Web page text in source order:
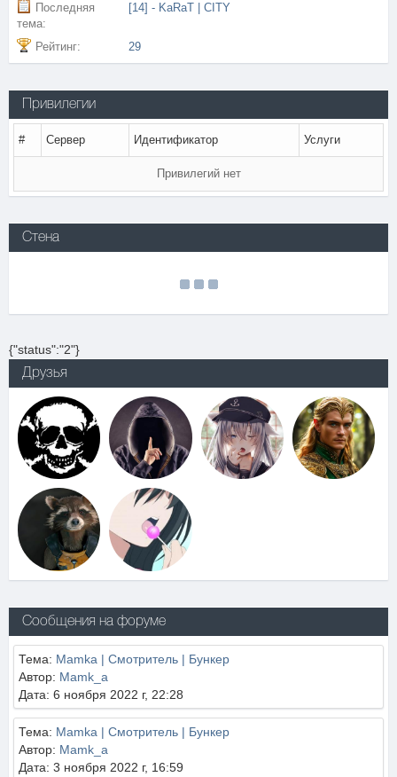
Последняя
тема:
[14] - KaRaT | CITY
Рейтинг: 29
Привилегии
# Сервер Идентификатор Услуги
Привилегий нет
Стена
{"status":"2"}
Друзья
Сообщения на форуме
Тема: Mamka | Смотритель | Бункер
Автор: Mamk_a
Дата: 6 ноября 2022 г, 22:28
Тема: Mamka | Смотритель | Бункер
Автор: Mamk_a
Дата: 3 ноября 2022 г, 16:59